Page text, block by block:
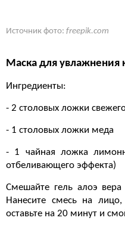
Источник фото: freepik.com
Маска для увлажнения
Ингредиенты:
- 2 столовых ложки
- 1 столовых ложки меда
- 1 чайная ложка
отбеливающего эффекта)
Смешайте гель алоэ
Нанесите смесь на лицо,
оставьте на 20 минут и